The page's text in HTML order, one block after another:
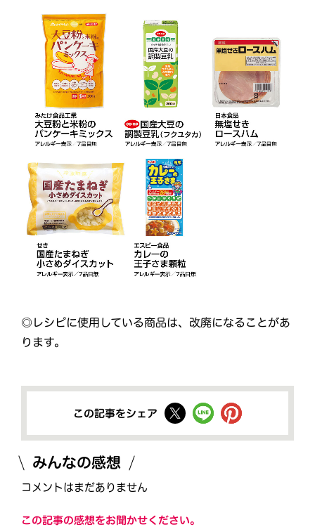
◎レシピに使用している商品は、改廃になることがあ
ります。
この記事をシェア
みんなの感想
コメントはまだありません
この記事の感想をお聞かせください。